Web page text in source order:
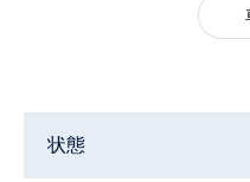
状態